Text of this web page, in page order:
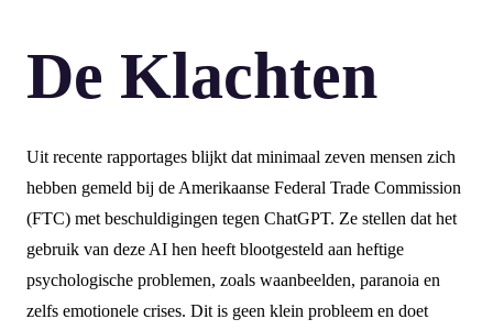
De Klachten
Uit recente rapportages blijkt dat minimaal zeven mensen zich
hebben gemeld bij de Amerikaanse Federal Trade Commission
(FTC) met beschuldigingen tegen ChatGPT. Ze stellen dat het
gebruik van deze AI hen heeft blootgesteld aan heftige
psychologische problemen, zoals waanbeelden, paranoia en
zelfs emotionele crises. Dit is geen klein probleem en doet